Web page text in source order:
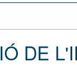
DE